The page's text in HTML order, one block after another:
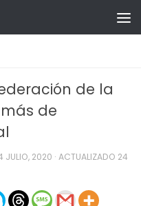
de la
de
JULIO, 2020 · ACTUALIZADO 24